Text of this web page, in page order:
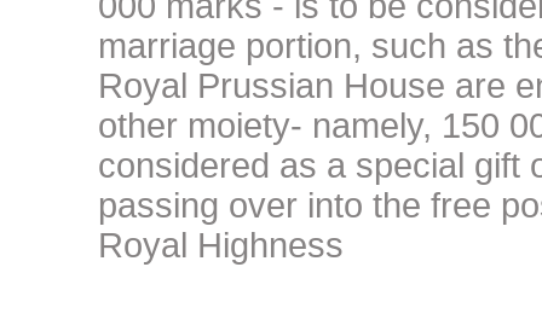
marriage portion, such as
Royal Prussian House are
other moiety- namely, 150
considered as a special gift
passing over into the free
Royal Highness